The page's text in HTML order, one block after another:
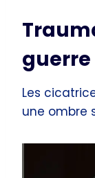
guerre
Les
une ombre